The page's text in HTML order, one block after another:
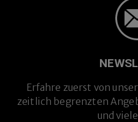
Erfahre zuerst von
zeitlich begrenzten
und